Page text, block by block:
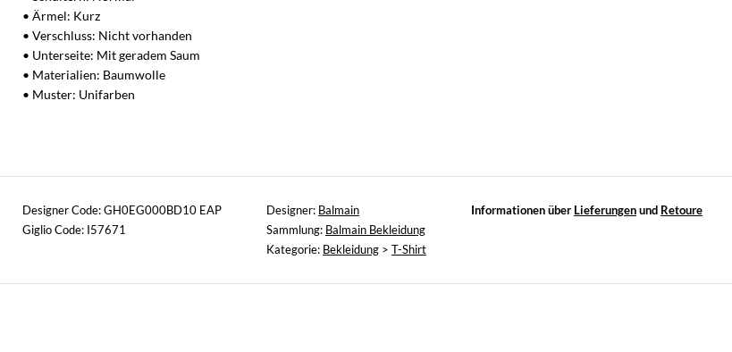
• Ärmel: Kurz
• Verschluss: Nicht vorhanden
• Unterseite: Mit geradem Saum
• Materialien: Baumwolle
• Muster: Unifarben
Designer Code: GH0EG000BD10 EAP
Giglio Code: I57671
Designer: Balmain
Sammlung: Balmain Bekleidung
Kategorie: Bekleidung > T-Shirt
Informationen über Lieferungenund Retoure